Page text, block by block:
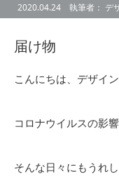
2020.04.24 執筆者： デ
届け物
こんにちは、デザイ
コロナウイルスの影
そんな日々にもうれ